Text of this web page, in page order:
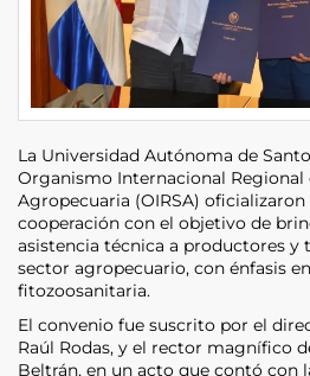
La Universidad Autónoma de
Organismo Internacional Regional
Agropecuaria (OIRSA)
cooperación con el objetivo de
asistencia técnica a productores y
sector agropecuario, con énfasis
fitozoosanitaria.
El convenio fue suscrito por el
Raúl Rodas, y el rector magnífico
Beltrán, en un acto que contó con